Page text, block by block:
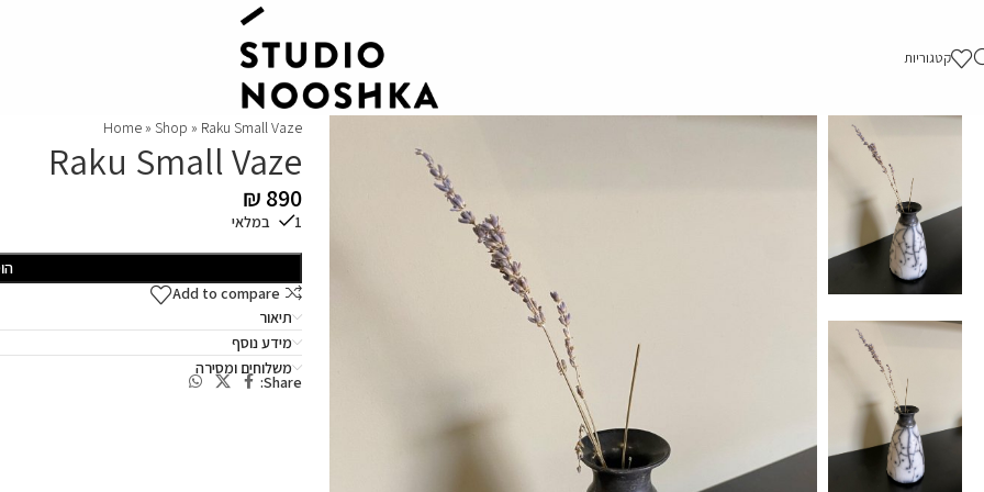
קטגוריות
Home » Shop » Raku Small Vaze
Raku Small Vaze
₪ 890
1 במלאי
Add to compare
תיאור
מידע נוסף
משלוחים ומסירה
Share: